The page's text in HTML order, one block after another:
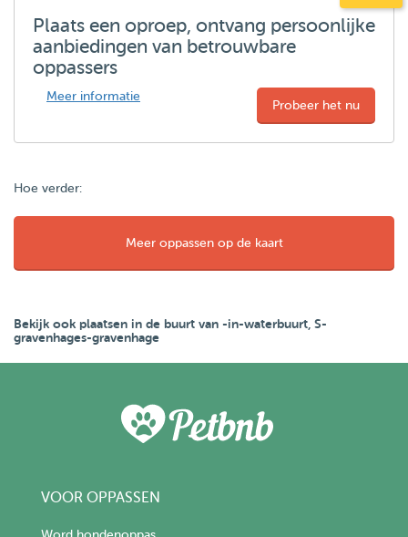
Plaats een oproep, ontvang persoonlijke
aanbiedingen van betrouwbare
oppassers
Meer informatie
Probeer het nu
Hoe verder:
Meer oppassen op de kaart
Bekijk ook plaatsen in de buurt van -in-waterbuurt, S-
gravenhages-gravenhage
VOOR OPPASSEN